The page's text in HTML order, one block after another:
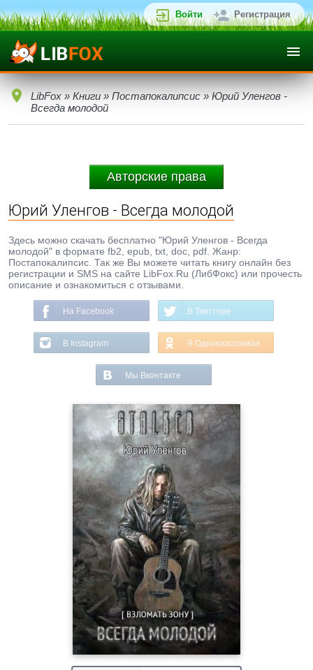
Войти Регистрация
LibFox » Книги » Постапокалипсис » Юрий Уленгов -
Всегда молодой
Авторские права
Юрий Уленгов - Всегда молодой
Здесь можно скачать бесплатно "Юрий Уленгов - Всегда
молодой" в формате fb2, epub, txt, doc, pdf. Жанр:
Постапокалипсис. Так же Вы можете читать книгу онлайн без
регистрации и SMS на сайте LibFox.Ru (ЛибФокс) или прочесть
описание и ознакомиться с отзывами.
На Facebook В Твиттере
В Instagram В Одноклассниках
Мы Вконтакте